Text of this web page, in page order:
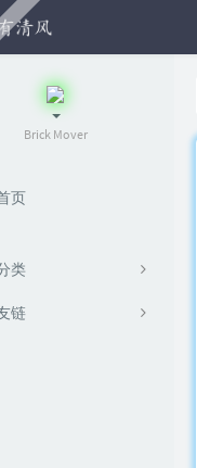
Brick Mover
页
类
语
链